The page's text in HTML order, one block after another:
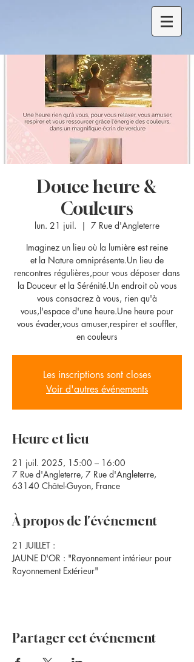
Douce heure &
Couleurs
lun. 21 juil.
  |
7 Rue d'Angleterre
Imaginez un lieu où la lumière est reine
et la Nature omniprésente.Un lieu de
rencontres régulières,pour vous déposer dans
la Douceur et la Sérénité.Un endroit où vous
vous consacrez à vous, rien qu'à
vous,l'espace d'une heure.Une heure pour
vous évader,vous amuser,respirer et souffler,
en couleurs
Les inscriptions sont closes
Voir d'autres événements
Heure et lieu
21 juil. 2025, 15:00 – 16:00
7 Rue d'Angleterre, 7 Rue d'Angleterre,
63140 Châtel-Guyon, France
À propos de l'événement
21 JUILLET :
JAUNE D'OR : "Rayonnement intérieur pour
Rayonnement Extérieur"
Partager cet événement